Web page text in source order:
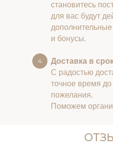
становитесь
для вас будут
и бонусы.
Доставка в
С радостью
точное время
пожелания.
Поможем